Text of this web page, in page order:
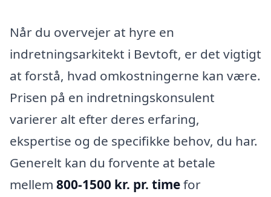
Når du overvejer at hyre en
indretningsarkitekt i Bevtoft, er det vigtigt
at forstå, hvad omkostningerne kan være.
Prisen på en indretningskonsulent
varierer alt efter deres erfaring,
ekspertise og de specifikke behov, du har.
Generelt kan du forvente at betale
mellem 800-1500 kr. pr. timefor